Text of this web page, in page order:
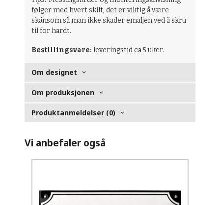
følger med hvert skilt, det er viktig å være
skånsom så man ikke skader emaljen ved å skru
til for hardt.
Bestillingsvare: leveringstid ca 5 uker.
Om designet
Om produksjonen
Produktanmeldelser (0)
Vi anbefaler også